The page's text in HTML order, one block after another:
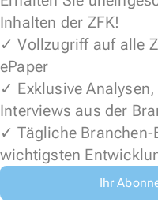
Inhalten der ZFK!
✓ Vollzugriff auf alle
ePaper
✓ Exklusive
Interviews aus der
✓ Tägliche
wichtigsten
Ihr